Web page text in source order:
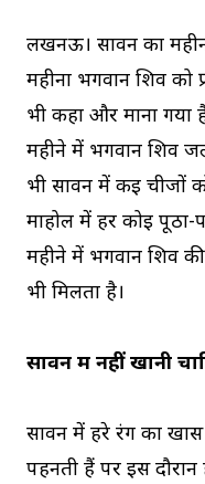
लखनऊ। सावन का
महीना भगवान शिव को
भी कहा और माना गया
महीने में भगवान शिव
भी सावन में कई चीजों
माहोल में हर कोई पूठा-
महीने में भगवान शिव
भी मिलता है।
सावन में नहीं खानी
सावन में हरे रंग का खास
पहनती हैं पर इस दौरान